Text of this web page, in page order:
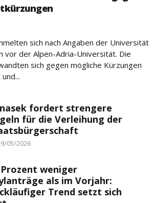
sich nach Angaben der Universität
vor der Alpen-Adria-Universität. Die
sich gegen mögliche Kürzungen
fordert strengere
für die Verleihung der
05/2026
Prozent weniger
als im Vorjahr:
Trend setzt sich